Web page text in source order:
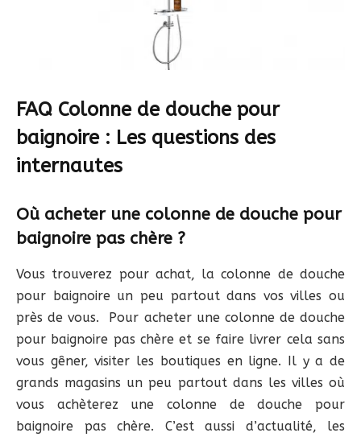
FAQ Colonne de douche pour
baignoire : Les questions des
internautes
Où acheter une colonne de douche pour
baignoire pas chère ?
Vous trouverez pour achat, la colonne de douche
pour baignoire un peu partout dans vos villes ou
près de vous. Pour acheter une colonne de douche
pour baignoire pas chère et se faire livrer cela sans
vous gêner, visiter les boutiques en ligne. Il y a de
grands magasins un peu partout dans les villes où
vous achèterez une colonne de douche pour
baignoire pas chère. C’est aussi d’actualité, les